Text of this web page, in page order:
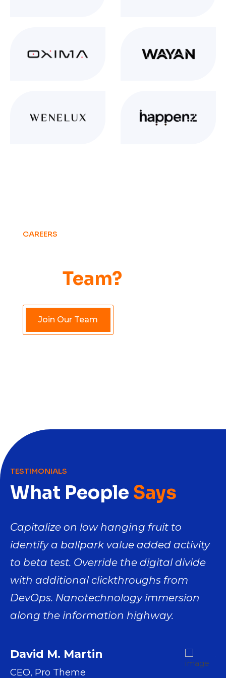
CAREERS
Team?
Join Our Team
TESTIMONIALS
What People Says
Capitalize on low hanging fruit to
identify a ballpark value added activity
to beta test. Override the digital divide
with additional clickthroughs from
DevOps. Nanotechnology immersion
along the information highway.
David M. Martin
CEO, Pro Theme